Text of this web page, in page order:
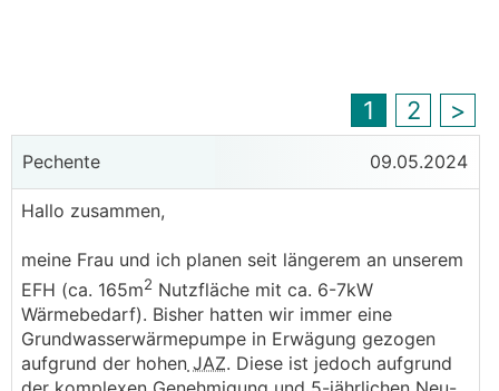
1 2 >
Pechente 09.05.2024
Hallo zusammen,
meine Frau und ich planen seit längerem an unserem
EFH (ca. 165m2 Nutzfläche mit ca. 6-7kW
Wärmebedarf). Bisher hatten wir immer eine
Grundwasserwärmepumpe in Erwägung gezogen
aufgrund der hohen JAZ. Diese ist jedoch aufgrund